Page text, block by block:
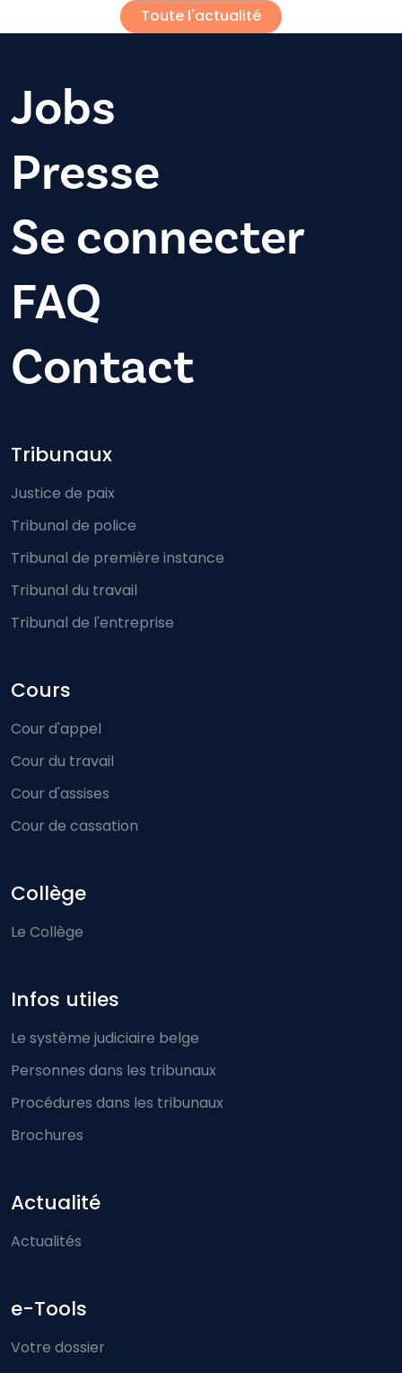
Toute l'actualité
Jobs
Presse
Se connecter
FAQ
Contact
Footer-menu
Tribunaux
Justice de paix
Tribunal de police
Tribunal de première instance
Tribunal du travail
Tribunal de l'entreprise
Cours
Cour d'appel
Cour du travail
Cour d'assises
Cour de cassation
Collège
Le Collège
Infos utiles
Le système judiciaire belge
Personnes dans les tribunaux
Procédures dans les tribunaux
Brochures
Actualité
Actualités
e-Tools
Votre dossier